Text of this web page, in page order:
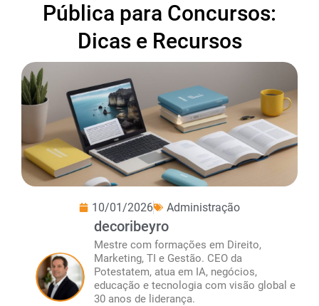
Pública para Concursos:
Dicas e Recursos
10/01/2026 Administração
decoribeyro
Mestre com formações em Direito,
Marketing, TI e Gestão. CEO da
Potestatem, atua em IA, negócios,
educação e tecnologia com visão global e
30 anos de liderança.